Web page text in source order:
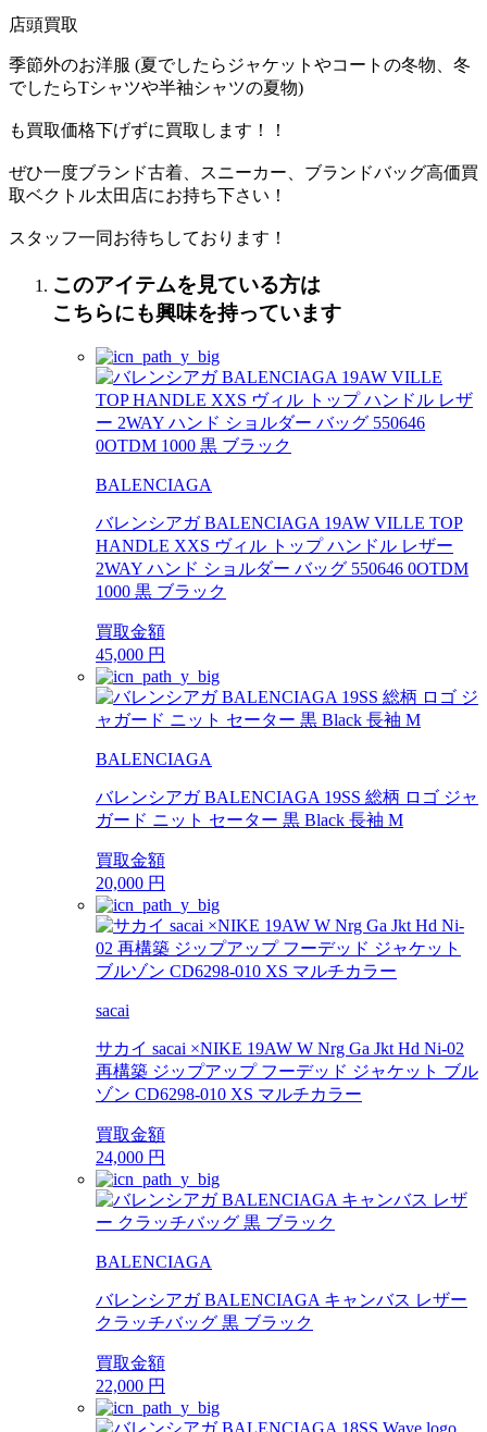
店頭買取
季節外のお洋服 (夏でしたらジャケットやコートの冬物、冬
でしたらTシャツや半袖シャツの夏物)
も買取価格下げずに買取します！！
ぜひ一度ブランド古着、スニーカー、ブランドバッグ高価買
取ベクトル太田店にお持ち下さい！
スタッフ一同お待ちしております！
このアイテムを見ている方は
こちらにも興味を持っています
BALENCIAGA
バレンシアガ BALENCIAGA 19AW VILLE TOP
HANDLE XXS ヴィル トップ ハンドル レザー
2WAY ハンド ショルダー バッグ 550646 0OTDM
1000 黒 ブラック
買取金額
45,000 円
BALENCIAGA
バレンシアガ BALENCIAGA 19SS 総柄 ロゴ ジャ
ガード ニット セーター 黒 Black 長袖 M
買取金額
20,000 円
sacai
サカイ sacai ×NIKE 19AW W Nrg Ga Jkt Hd Ni-02
再構築 ジップアップ フーデッド ジャケット ブル
ゾン CD6298-010 XS マルチカラー
買取金額
24,000 円
BALENCIAGA
バレンシアガ BALENCIAGA キャンバス レザー
クラッチバッグ 黒 ブラック
買取金額
22,000 円